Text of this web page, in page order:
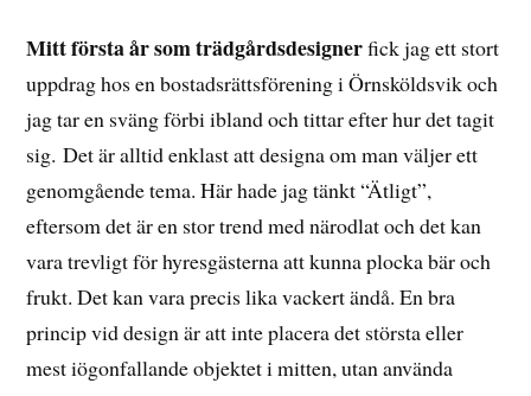
2018
Mitt första år som trädgårdsdesignerfick jag ett stort
uppdrag hos en bostadsrättsförening i Örnsköldsvik och
jag tar en sväng förbi ibland och tittar efter hur det tagit
sig. Det är alltid enklast att designa om man väljer ett
genomgående tema. Här hade jag tänkt “Ätligt”,
eftersom det är en stor trend med närodlat och det kan
vara trevligt för hyresgästerna att kunna plocka bär och
frukt. Det kan vara precis lika vackert ändå. En bra
princip vid design är att inte placera det största eller
mest iögonfallande objektet i mitten, utan använda